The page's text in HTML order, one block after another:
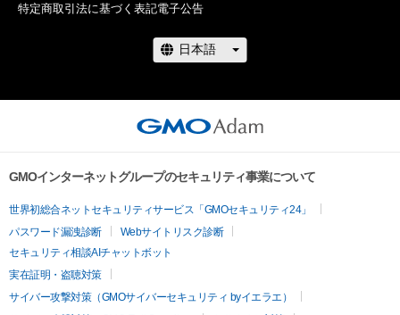
特定商取引法に基づく表記電子公告
GMOインターネットグループのセキュリティ事業について
世界初総合ネットセキュリティサービス「GMOセキュリティ24」
パスワード漏洩診断
Webサイトリスク診断
セキュリティ相談AIチャットボット
実在証明・盗聴対策
サイバー攻撃対策（GMOサイバーセキュリティ byイエラエ）